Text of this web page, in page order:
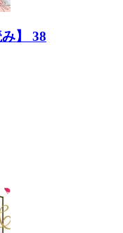
】 38